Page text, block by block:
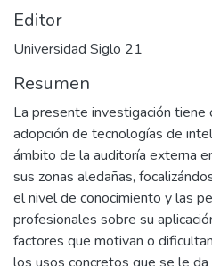
Editor
Universidad Siglo 21
Resumen
La presente investigación tiene
adopción de tecnologías de
ámbito de la auditoría externa
sus zonas aledañas,
el nivel de conocimiento y las
profesionales sobre su
factores que motivan o